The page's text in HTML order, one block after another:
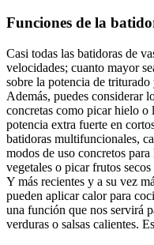
Funciones de la
Casi todas las batidoras de
velocidades; cuanto mayor
sobre la potencia de triturado
Además, puedes considerar
concretas como picar hielo o
potencia extra fuerte en
batidoras multifuncionales,
modos de uso concretos
vegetales o picar frutos
Y más recientes y a su vez
pueden aplicar calor para
una función que nos servirá
verduras o salsas calientes.